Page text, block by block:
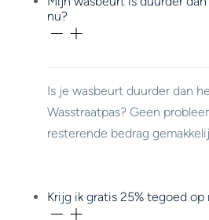
nu?
Is je wasbeurt duurder dan
Wasstraatpas? Geen
resterende bedrag
Krijg ik gratis 25% tegoed op